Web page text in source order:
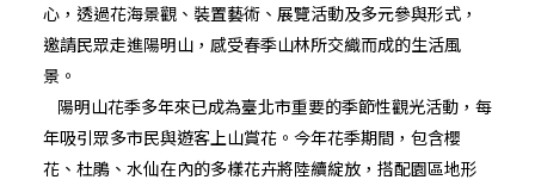
心，透過花海景觀、裝置藝術、展覽活動及多元參與形式，
邀請民眾走進陽明山，感受春季山林所交織而成的生活風
景。
陽明山花季多年來已成為臺北市重要的季節性觀光活動，每
年吸引眾多市民與遊客上山賞花。今年花季期間，包含櫻
花、杜鵑、水仙在內的多樣花卉將陸續綻放，搭配園區地形